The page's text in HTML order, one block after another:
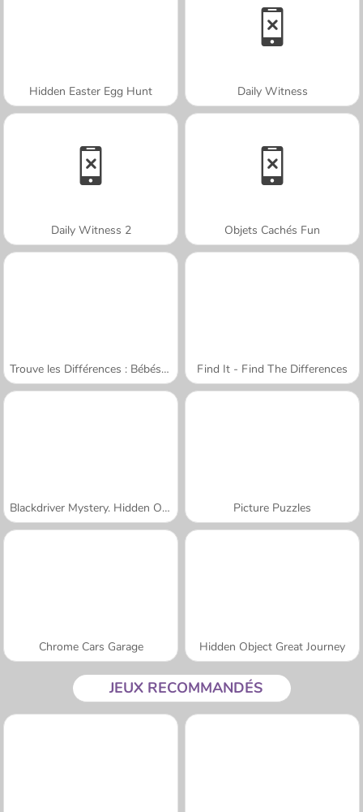
Hidden Easter Egg Hunt Daily Witness
Daily Witness 2 Objets Cachés Fun
Trouve les Différences : Bébés Mignons Find It - Find The Differences
Blackdriver Mystery. Hidden Objects Picture Puzzles
Chrome Cars Garage Hidden Object Great Journey
JEUX RECOMMANDÉS